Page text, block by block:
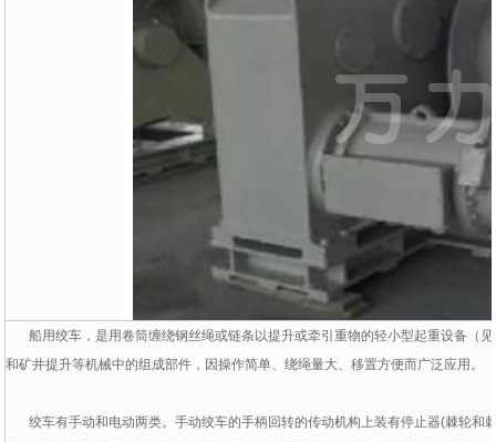
船用绞车，是用卷筒缠绕钢丝绳或链条以提升或牵引重物的轻小型起重设备（
和矿井提升等机械中的组成部件，因操作简单、绕绳量大、移置方便而广泛应用。
绞车有手动和电动两类。手动绞车的手柄回转的传动机构上装有停止器(棘轮和